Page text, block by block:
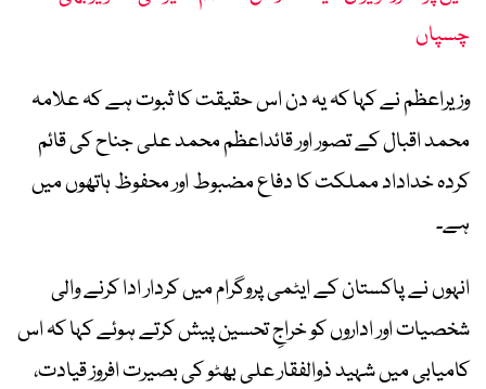
چسپاں
وزیراعظم نے کہا کہ یہ دن اس حقیقت کا ثبوت ہے کہ علامہ
محمد اقبال کے تصور اور قائداعظم محمد علی جناح کی قائم
کردہ خداداد مملکت کا دفاع مضبوط اور محفوظ ہاتھوں میں
ہے۔
انہوں نے پاکستان کے ایٹمی پروگرام میں کردار ادا کرنے والی
شخصیات اور اداروں کو خراجِ تحسین پیش کرتے ہوئے کہا کہ اس
کامیابی میں شہید ذوالفقار علی بھٹو کی بصیرت افروز قیادت،